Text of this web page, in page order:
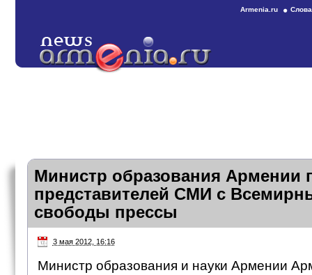
Armenia.ru
Министр образования Армении
представителей СМИ с
свободы прессы
3 мая 2012, 16:16
Министр образования и науки Армении